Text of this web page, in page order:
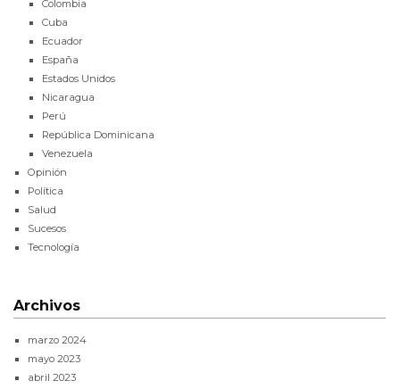
Colombia
Cuba
Ecuador
España
Estados Unidos
Nicaragua
Perú
República Dominicana
Venezuela
Opinión
Política
Salud
Sucesos
Tecnología
Archivos
marzo 2024
mayo 2023
abril 2023